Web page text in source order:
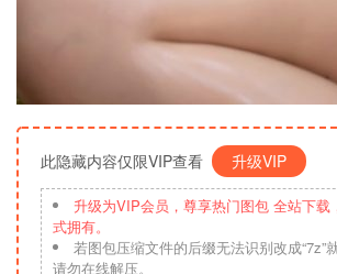
此隐藏内容仅限VIP查看 升级VIP
升级为VIP会员，尊享热门图包 全站下载
式拥有。
若图包压缩文件的后缀无法识别改成“7z”
请勿在线解压。